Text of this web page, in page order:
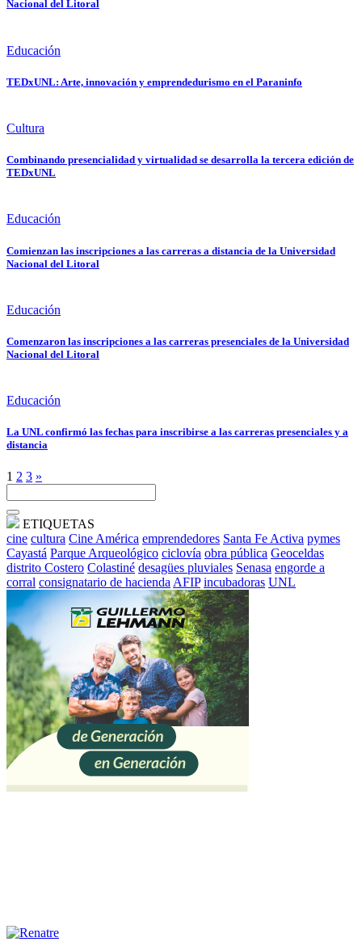
Nacional del Litoral
Educación
TEDxUNL: Arte, innovación y emprendedurismo en el Paraninfo
Cultura
Combinando presencialidad y virtualidad se desarrolla la tercera edición de
TEDxUNL
Educación
Comienzan las inscripciones a las carreras a distancia de la Universidad
Nacional del Litoral
Educación
Comenzaron las inscripciones a las carreras presenciales de la Universidad
Nacional del Litoral
Educación
La UNL confirmó las fechas para inscribirse a las carreras presenciales y a
distancia
1 2 3 »
ETIQUETAS
cine cultura Cine América emprendedores Santa Fe Activa pymes
Cayastá Parque Arqueológico ciclovía obra pública Geoceldas
distrito Costero Colastiné desagües pluviales Senasa engorde a
corral consignatario de hacienda AFIP incubadoras UNL